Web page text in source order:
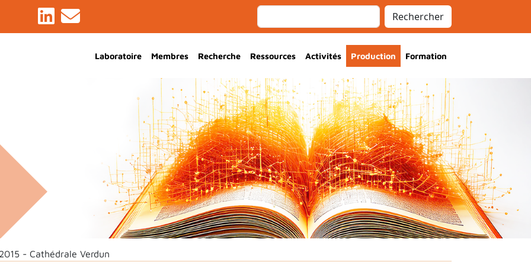
Main Navigation
Laboratoire Membres Recherche Ressources Activités Production Formation
2015 - Cathédrale Verdun